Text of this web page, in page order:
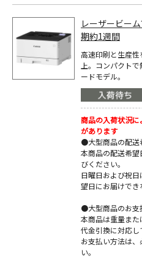
レーザービー
期約1週間
高速印刷と生産
上。コンパクト
ードモデル。
商品の入荷状況
があります
●大型商品の配送
本商品の配送希
びください。
日曜日および祝
望日にお届けでき
●大型商品のお支
本商品は重量また
代金引換に対応し
お支払い方法は
い。